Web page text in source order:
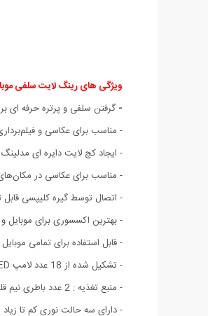
ویژگی های رینگ لایت سلفی
- گرفتن سلفی و پرتره حرفه ای
- مناسب برای عکاسی و
- ایجاد کچ لایت دایره ای
- مناسب برای عکاسی در
- اتصال توسط گیره کلیپسی قابل
- بهترین اکسسوری برای موبایل
- قابل استفاده برای تمامی
- تشکیل شده از 18 عدد لامپ LED
- منبع تغذیه : 2 عدد باطری نیم قلم
- دارای سه حالت نوری کم تا زیاد